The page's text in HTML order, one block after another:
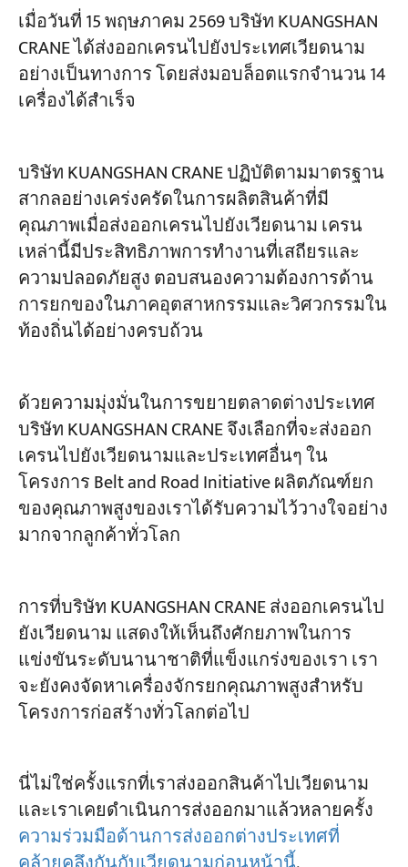
โครงการ
เกี่ยวกับเรา
ติดต่อเรา
เมื่อวันที่ 15 พฤษภาคม 2569 บริษัท KUANGSHAN
CRANE ได้ส่งออกเครนไปยังประเทศเวียดนาม
อย่างเป็นทางการ โดยส่งมอบล็อตแรกจำนวน 14
เครื่องได้สำเร็จ
บริษัท KUANGSHAN CRANE ปฏิบัติตามมาตรฐาน
สากลอย่างเคร่งครัดในการผลิตสินค้าที่มี
คุณภาพเมื่อส่งออกเครนไปยังเวียดนาม เครน
เหล่านี้มีประสิทธิภาพการทำงานที่เสถียรและ
ความปลอดภัยสูง ตอบสนองความต้องการด้าน
การยกของในภาคอุตสาหกรรมและวิศวกรรมใน
ท้องถิ่นได้อย่างครบถ้วน
ด้วยความมุ่งมั่นในการขยายตลาดต่างประเทศ
บริษัท KUANGSHAN CRANE จึงเลือกที่จะส่งออก
เครนไปยังเวียดนามและประเทศอื่นๆ ใน
โครงการ Belt and Road Initiative ผลิตภัณฑ์ยก
ของคุณภาพสูงของเราได้รับความไว้วางใจอย่าง
มากจากลูกค้าทั่วโลก
การที่บริษัท KUANGSHAN CRANE ส่งออกเครนไป
ยังเวียดนาม แสดงให้เห็นถึงศักยภาพในการ
แข่งขันระดับนานาชาติที่แข็งแกร่งของเรา เรา
จะยังคงจัดหาเครื่องจักรยกคุณภาพสูงสำหรับ
โครงการก่อสร้างทั่วโลกต่อไป
นี่ไม่ใช่ครั้งแรกที่เราส่งออกสินค้าไปเวียดนาม
และเราเคยดำเนินการส่งออกมาแล้วหลายครั้ง
ความร่วมมือด้านการส่งออกต่างประเทศที่